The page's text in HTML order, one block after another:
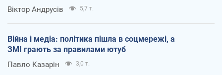
Віктор Андрусів 5,7 т.
Війна і медіа: політика пішла в соцмережі, а
ЗМІ грають за правилами ютуб
Павло Казарін 3,0 т.